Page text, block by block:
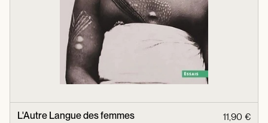
L'Autre Langue des femmes 11,90 €